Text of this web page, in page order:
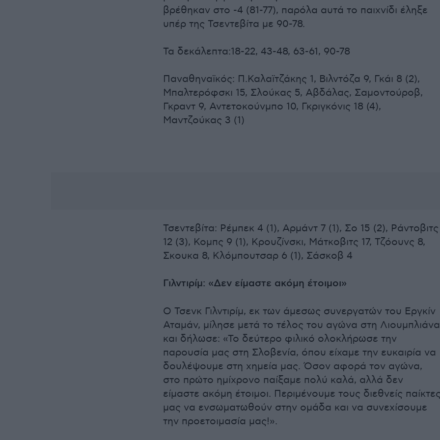
βρέθηκαν στο -4 (81-77), παρόλα αυτά το παιχνίδι έληξε
υπέρ της Τσεντεβίτα με 90-78.
Τα δεκάλεπτα:18-22, 43-48, 63-61, 90-78
Παναθηναϊκός: Π.Καλαϊτζάκης 1, Βιλντόζα 9, Γκάι 8 (2),
Μπαλτερόφσκι 15, Σλούκας 5, Αβδάλας, Σαμοντούροβ,
Γκραντ 9, Αντετοκούνμπο 10, Γκριγκόνις 18 (4),
Μαντζούκας 3 (1)
Τσεντεβίτα: Ρέμπεκ 4 (1), Αρμάντ 7 (1), Σο 15 (2), Ράντοβιτς
12 (3), Κομπς 9 (1), Κρουζίνσκι, Μάτκοβιτς 17, Τζόουνς 8,
Σκουκα 8, Κλόμπουτσαρ 6 (1), Σάσκοβ 4
Γιλντιρίμ: «Δεν είμαστε ακόμη έτοιμοι»
Ο Τσενκ Γιλντιρίμ, εκ των άμεσως συνεργατών του Εργκίν
Αταμάν, μίλησε μετά το τέλος του αγώνα στη Λιουμπλιάνα
και δήλωσε: «Το δεύτερο φιλικό ολοκλήρωσε την
παρουσία μας στη Σλοβενία, όπου είχαμε την ευκαιρία να
δουλέψουμε στη χημεία μας. Όσον αφορά τον αγώνα,
στο πρώτο ημίχρονο παίξαμε πολύ καλά, αλλά δεν
είμαστε ακόμη έτοιμοι. Περιμένουμε τους διεθνείς
μας να ενσωματωθούν στην ομάδα και να συνεχίσουμε
την προετοιμασία μας!».